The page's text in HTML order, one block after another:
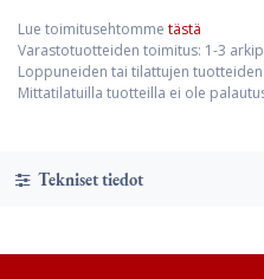
Lue toimitusehtomme tästä
Varastotuotteiden toimitus: 1-3
Loppuneiden tai tilattujen
Mittatilatuilla tuotteilla ei ole
Tekniset tiedot